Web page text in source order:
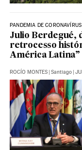
PANDEMIA DE CORONAVÍRUS
Julio Berdegué,
retrocesso
América Latina”
ROCÍO MONTES | Santiago |